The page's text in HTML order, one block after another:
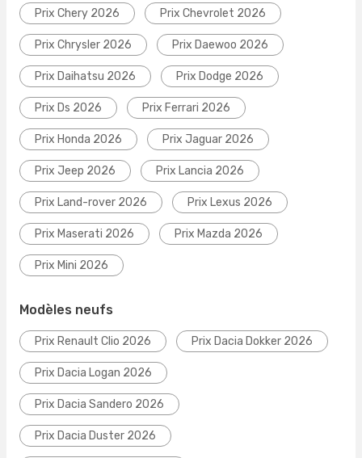
Prix Chery 2026 Prix Chevrolet 2026
Prix Chrysler 2026 Prix Daewoo 2026
Prix Daihatsu 2026 Prix Dodge 2026
Prix Ds 2026 Prix Ferrari 2026
Prix Honda 2026 Prix Jaguar 2026
Prix Jeep 2026 Prix Lancia 2026
Prix Land-rover 2026 Prix Lexus 2026
Prix Maserati 2026 Prix Mazda 2026
Prix Mini 2026
Modèles neufs
Prix Renault Clio 2026 Prix Dacia Dokker 2026
Prix Dacia Logan 2026
Prix Dacia Sandero 2026
Prix Dacia Duster 2026